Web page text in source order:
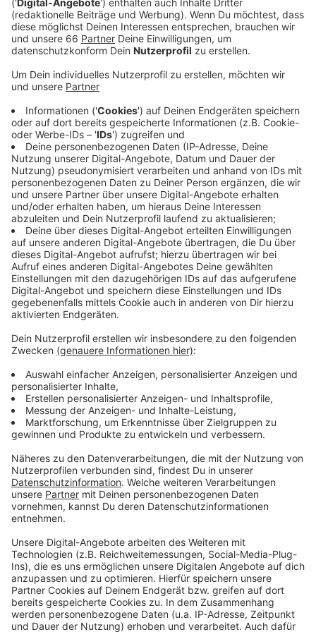
Grundschulkinder nächsten Sonntag, zusammen
mit ihren Familien, kostenlos ausprobieren können.
Dienstag, 31.05.2022 13:42
Im Arena-Sportpark und im Rheinbad in Stockum
stellen sich dafür viele Düsseldorfer Sportvereine vor.
Anmelden müssen die Familien sich nicht - um
mitzumachen sollten die Kinder aber Sport- und
Schwimmsachen dabeihaben. Wer möchte, kann sich
selbst Proviant und Getränke mitbringen, es gibt aber
auch ein Catering vor Ort.
Anzeige
Anzeige
Kids in Action: Alle Infos zur Veranstaltung
Corona-Krise: Viele Kinder sind dicker und weniger
Kids in Action: So lief der Aktionstag letztes Jahr
(2021)
Anzeige
Anzeige